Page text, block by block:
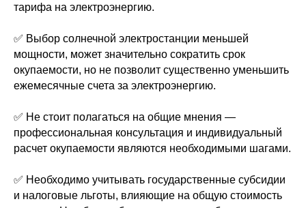
тарифа на электроэнергию.
✅ Выбор солнечной электростанции меньшей
мощности, может значительно сократить срок
окупаемости, но не позволит существенно уменьшить
ежемесячные счета за электроэнергию.
✅ Не стоит полагаться на общие мнения —
профессиональная консультация и индивидуальный
расчет окупаемости являются необходимыми шагами.
✅ Необходимо учитывать государственные субсидии
и налоговые льготы, влияющие на общую стоимость